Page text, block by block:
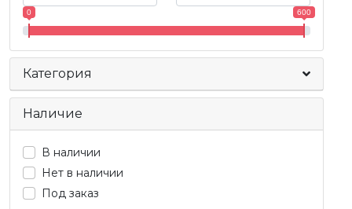
0 600
Наличие
В наличии
Нет в наличии
Под заказ
Категория